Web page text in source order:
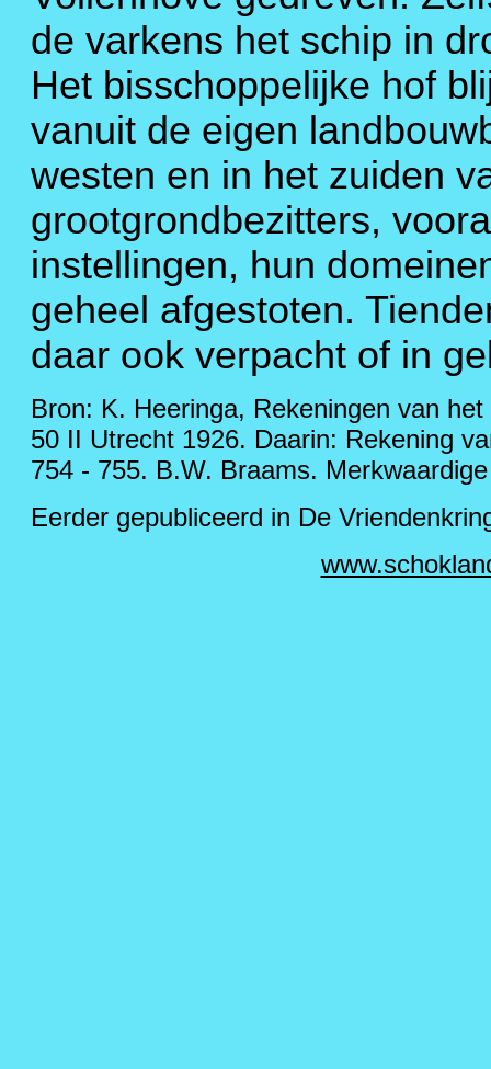
de varkens het schip in
Het bisschoppelijke hof
vanuit de eigen
westen en in het zuiden
grootgrondbezitters,
instellingen, hun
geheel afgestoten.
daar ook verpacht of in
Bron: K. Heeringa, Rekeningen van
50 II Utrecht 1926. Daarin: Rekening
754 - 755. B.W. Braams.
Eerder gepubliceerd in De